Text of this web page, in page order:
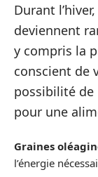
Durant
deviennent
y compris la
conscient de
possibilité de
pour une
Graines
l’énergie